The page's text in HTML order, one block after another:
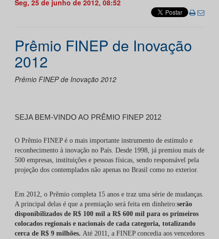
Seg, 25 de junho de 2012, 08:52
Prêmio FINEP de Inovação
2012
Prêmio FINEP de Inovação 2012
SEJA BEM-VINDO AO PRÊMIO FINEP 2012
O Prêmio FINEP é o mais importante instrumento de estímulo e
reconhecimento à inovação no País. Desde 1998, já premiou mais de
500 empresas, instituições e pessoas físicas, sendo responsável pela
projeção dos contemplados não apenas no Brasil como no exterior.
Em 2012, o Prêmio completa 15 anos e traz uma série de mudanças.
A principal delas é que a premiação será feita em dinheiro:serão
disponibilizados de R$ 100 mil a R$ 600 mil para os primeiros
colocados regionais e nacionais de cada categoria, totalizando
cerca de R$ 9 milhões. Até 2011, a FINEP concedia aos vencedores